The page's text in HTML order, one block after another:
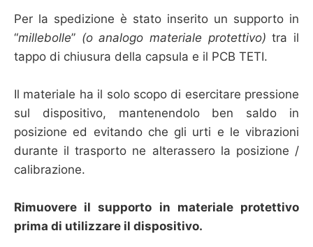
Per la spedizione è stato inserito un supporto in
“millebolle” (o analogo materiale protettivo) tra il
tappo di chiusura della capsula e il PCB TETI.
Il materiale ha il solo scopo di esercitare pressione
sul dispositivo, mantenendolo ben saldo in
posizione ed evitando che gli urti e le vibrazioni
durante il trasporto ne alterassero la posizione /
calibrazione.
Rimuovere il supporto in materiale protettivo
prima di utilizzare il dispositivo.